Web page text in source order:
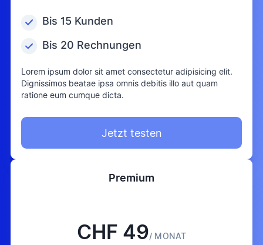
Bis 15 Kunden
Bis 20 Rechnungen
Lorem ipsum dolor sit amet consectetur adipisicing elit.
Dignissimos beatae ipsa omnis debitis illo aut quam
ratione eum cumque dicta.
Jetzt testen
Premium
CHF 49/ MONAT